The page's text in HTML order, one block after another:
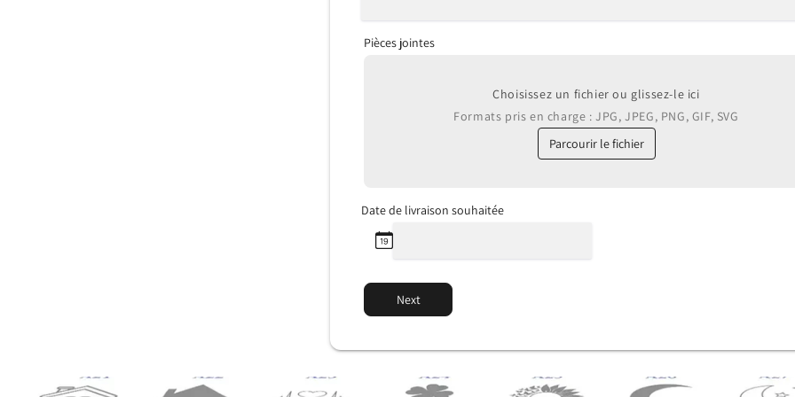
Pièces jointes
Choisissez un fichier ou glissez-le ici
Formats pris en charge : JPG, JPEG, PNG, GIF, SVG
Parcourir le fichier
Date de livraison souhaitée
Next